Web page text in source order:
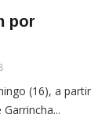
por
(16), a partir